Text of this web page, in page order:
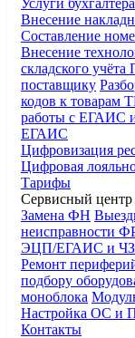
Внесение
Составление
Внесение
складского учёта
поставщику
кодов к товарам
работы с ЕГАИС
ЕГАИС
Цифровизация
Цифровая
Тарифы
Сервисный центр
Замена ФН
неисправности
ЭЦП/ЕГАИС и ЧЗ
Ремонт
подбору
моноблока
Настройка ОС и
Контакты